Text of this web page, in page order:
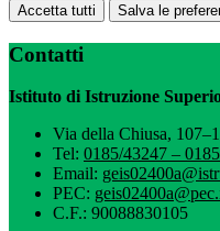
Accetta tutti Salva le
Contatti
Istituto di Istruzione
Via della Chiusa,
Tel: 0185/43247 –
Email:
PEC:
C.F.: 90088830105